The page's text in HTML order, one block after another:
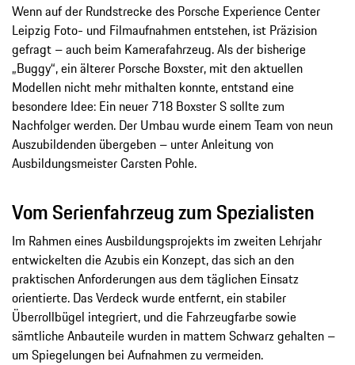
Wenn auf der Rundstrecke des Porsche Experience Center
Leipzig Foto- und Filmaufnahmen entstehen, ist Präzision
gefragt – auch beim Kamerafahrzeug. Als der bisherige
„Buggy“, ein älterer Porsche Boxster, mit den aktuellen
Modellen nicht mehr mithalten konnte, entstand eine
besondere Idee: Ein neuer 718 Boxster S sollte zum
Nachfolger werden. Der Umbau wurde einem Team von neun
Auszubildenden übergeben – unter Anleitung von
Ausbildungsmeister Carsten Pohle.
Vom Serienfahrzeug zum Spezialisten
Im Rahmen eines Ausbildungsprojekts im zweiten Lehrjahr
entwickelten die Azubis ein Konzept, das sich an den
praktischen Anforderungen aus dem täglichen Einsatz
orientierte. Das Verdeck wurde entfernt, ein stabiler
Überrollbügel integriert, und die Fahrzeugfarbe sowie
sämtliche Anbauteile wurden in mattem Schwarz gehalten –
um Spiegelungen bei Aufnahmen zu vermeiden.